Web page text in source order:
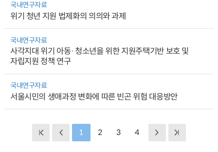
국내연구자료
위기 청년 지원 법제화의 의의와 과제
국내연구자료
사각지대 위기 아동·청소년을 위한 지원주택기반 보호 및
자립지원 정책 연구
국내연구자료
서울시민의 생애과정 변화에 따른 빈곤 위험 대응방안
1 2 3 4